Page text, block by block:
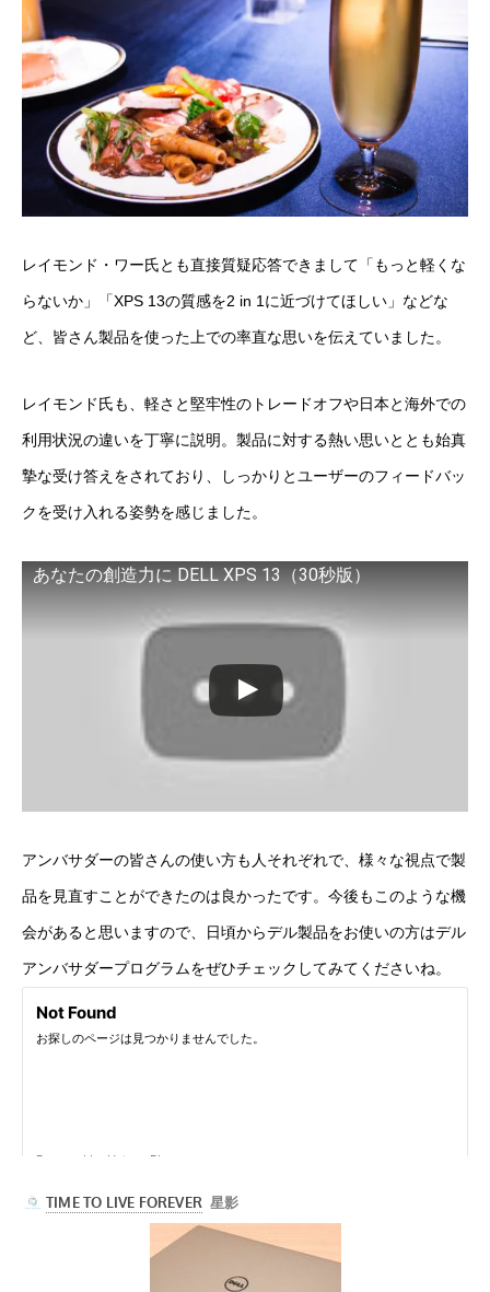
レイモンド・ワー氏とも直接質疑応答できまして「もっと軽くな
らないか」「XPS 13の質感を2 in 1に近づけてほしい」などな
ど、皆さん製品を使った上での率直な思いを伝えていました。
レイモンド氏も、軽さと堅牢性のトレードオフや日本と海外での
利用状況の違いを丁寧に説明。製品に対する熱い思いととも始真
摯な受け答えをされており、しっかりとユーザーのフィードバッ
クを受け入れる姿勢を感じました。
あなたの創造力に DELL XPS 13（30秒版）
アンバサダーの皆さんの使い方も人それぞれで、様々な視点で製
品を見直すことができたのは良かったです。今後もこのような機
会があると思いますので、日頃からデル製品をお使いの方はデル
アンバサダープログラムをぜひチェックしてみてくださいね。